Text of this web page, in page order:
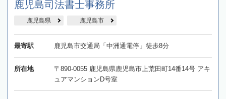
鹿児島司法書士事務所
鹿児島県 鹿児島市
最寄駅 鹿児島市交通局「中洲通電停」徒歩8分
所在地
〒890-0055 鹿児島県鹿児島市上荒田町14番14号 アキ
ュアマンションD号室